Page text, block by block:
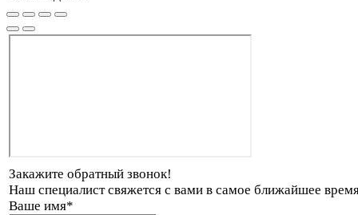
Закажите обратный звонок!
Наш специалист свяжется с вами в самое ближайшее
Ваше имя*